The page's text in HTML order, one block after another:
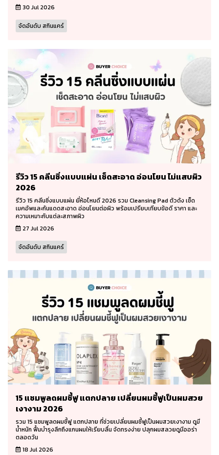
30 Jul 2026
จัดอันดับ สกินแคร์
รีวิว 15 คลีนซิ่งแบบแผ่น เช็ดสะอาด อ่อนโยน ไม่แสบผิว
2026
รีวิว 15 คลีนซิ่งแบบแผ่น ยี่ห้อไหนดี 2026 รวม Cleansing Pad ตัวดัง เช็ด
เมคอัพและกันแดดสะอาด อ่อนโยนต่อผิว พร้อมเปรียบเทียบข้อดี ราคา และ
ความเหมาะกับแต่ละสภาพผิว
27 Jul 2026
จัดอันดับ สกินแคร์
15 แชมพูลดผมชี้ฟู แตกปลาย เปลี่ยนผมชี้ฟูเป็นผมสวย
เงางาม 2026
รวม 15 แชมพูลดผมชี้ฟู แตกปลาย ที่ช่วยเปลี่ยนผมชี้ฟูเป็นผมสวยเงางาม ดูมี
น้ำหนัก ฟื้นบำรุงลึกถึงแกนผมให้เรียบลื่น จัดทรงง่าย ปลุกผมสลวยดูมีออร่า
ตลอดวัน
18 Jul 2026